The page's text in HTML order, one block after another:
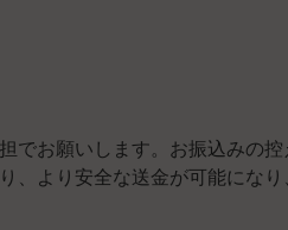
でお願いします。お振込みの
、より安全な送金が可能にな